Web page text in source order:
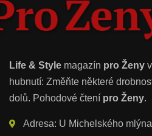
Life & Style magazín pro Ženy
hubnutí: Změňte některé
dolů. Pohodové čtení pro Ženy.
Adresa: U Michelského